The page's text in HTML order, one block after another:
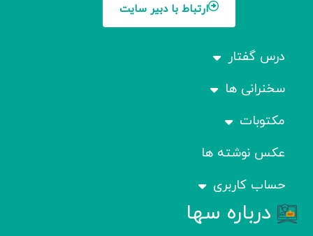
ارتباط با دبیر سایت
درس گفتار
سخنرانی ها
مکتوبات
عکس نوشته ها
حساب کاربری
درباره سها